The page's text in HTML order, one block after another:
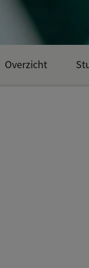
Overzicht